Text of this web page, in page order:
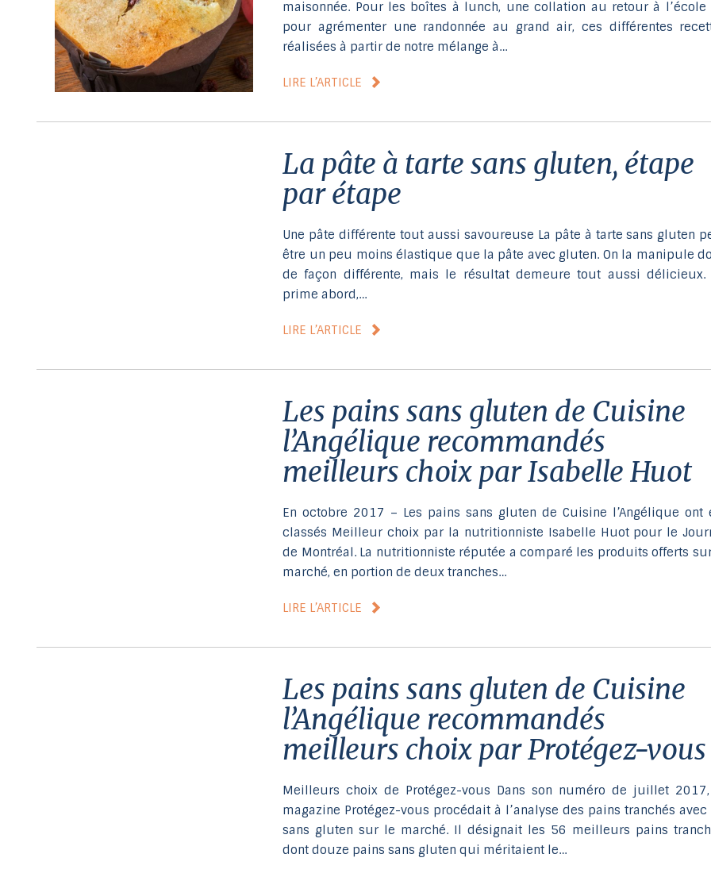
maisonnée. Pour les boîtes à lunch, une collation au retour à l’école
pour agrémenter une randonnée au grand air, ces différentes
réalisées à partir de notre mélange à…
LIRE L’ARTICLE
La pâte à tarte sans gluten, étape
par étape
Une pâte différente tout aussi savoureuse La pâte à tarte sans gluten
être un peu moins élastique que la pâte avec gluten. On la manipule
de façon différente, mais le résultat demeure tout aussi délicieux.
prime abord,…
LIRE L’ARTICLE
Les pains sans gluten de Cuisine
l’Angélique recommandés
meilleurs choix par Isabelle Huot
En octobre 2017 – Les pains sans gluten de Cuisine l’Angélique ont
classés Meilleur choix par la nutritionniste Isabelle Huot pour le
de Montréal. La nutritionniste réputée a comparé les produits offerts
marché, en portion de deux tranches…
LIRE L’ARTICLE
Les pains sans gluten de Cuisine
l’Angélique recommandés
meilleurs choix par Protégez-vous
Meilleurs choix de Protégez-vous Dans son numéro de juillet
magazine Protégez-vous procédait à l’analyse des pains tranchés avec
sans gluten sur le marché. Il désignait les 56 meilleurs pains
dont douze pains sans gluten qui méritaient le…